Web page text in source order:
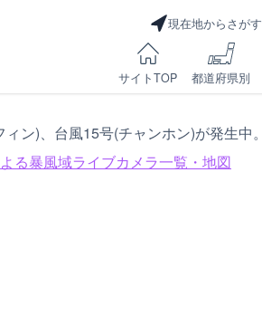
現在地からさがす
サイトTOP 都道府県別
ン)、台風15号(チャンホン)が発生中。
る暴風域ライブカメラ一覧・地図